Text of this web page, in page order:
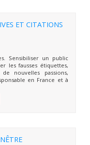
ET CITATIONS
Sensibiliser un public
les fausses étiquettes,
nouvelles passions,
en France et à